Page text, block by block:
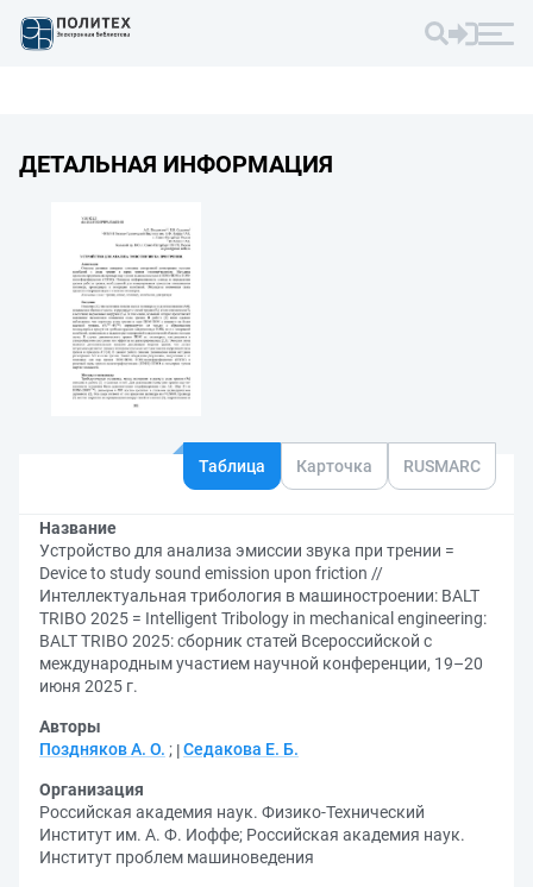
ДЕТАЛЬНАЯ ИНФОРМАЦИЯ
Таблица Карточка RUSMARC
Название
Устройство для анализа эмиссии звука при трении =
Device to study sound emission upon friction //
Интеллектуальная трибология в машиностроении: BALT
TRIBO 2025 = Intelligent Tribology in mechanical engineering:
BALT TRIBO 2025: сборник статей Всероссийской с
международным участием научной конференции, 19–20
июня 2025 г.
Авторы
Поздняков А. О. ; Седакова Е. Б.
Организация
Российская академия наук. Физико-Технический
Институт им. А. Ф. Иоффе; Российская академия наук.
Институт проблем машиноведения